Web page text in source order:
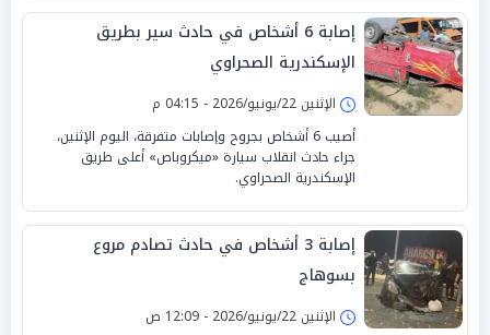
إصابة 6 أشخاص في حادث سير بطريق
الإسكندرية الصحراوي
الإثنين 22/يونيو/2026 - 04:15 م
أصيب 6 أشخاص بجروح وإصابات متفرقة، اليوم الإثنين،
جراء حادث انقلاب سيارة «ميكروباص» أعلى طريق
الإسكندرية الصحراوي.
إصابة 3 أشخاص في حادث تصادم مروع
بسوهاج
الإثنين 22/يونيو/2026 - 12:09 ص